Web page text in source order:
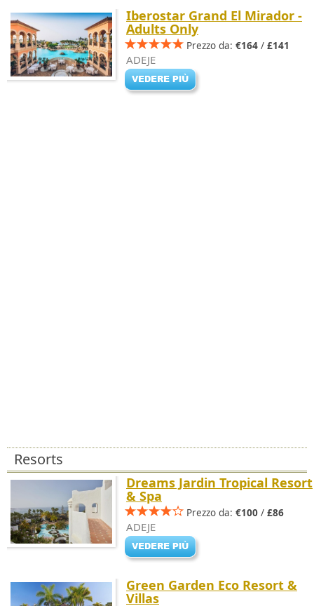
Iberostar Grand El Mirador -
Adults Only
Prezzo da: €164 / £141
ADEJE
Resorts
Dreams Jardin Tropical Resort
& Spa
Prezzo da: €100 / £86
ADEJE
Green Garden Eco Resort &
Villas